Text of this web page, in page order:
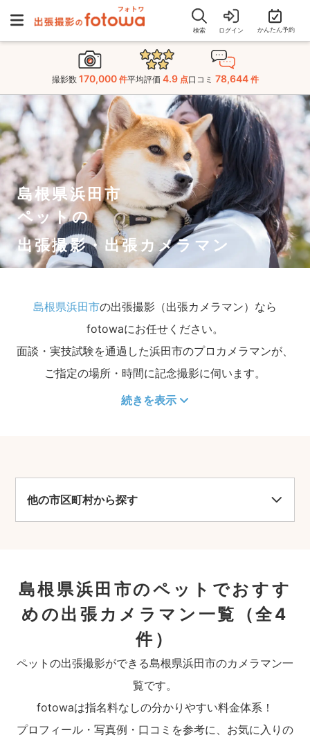
検索 ログイン かんたん予約
撮影数 170,000 件平均評価 4.9 点口コミ 78,644 件
島根県浜田市
ペットの
出張撮影・出張カメラマン
島根県浜田市の出張撮影（出張カメラマン）なら
fotowaにお任せください。
面談・実技試験を通過した浜田市のプロカメラマンが、
ご指定の場所・時間に記念撮影に伺います。
続きを表示
他の市区町村から探す
島根県浜田市のペットでおすす
めの出張カメラマン一覧
（全4
件）
ペットの出張撮影ができる島根県浜田市のカメラマン一
覧です。
fotowaは指名料なしの分かりやすい料金体系！
プロフィール・写真例・口コミを参考に、お気に入りの